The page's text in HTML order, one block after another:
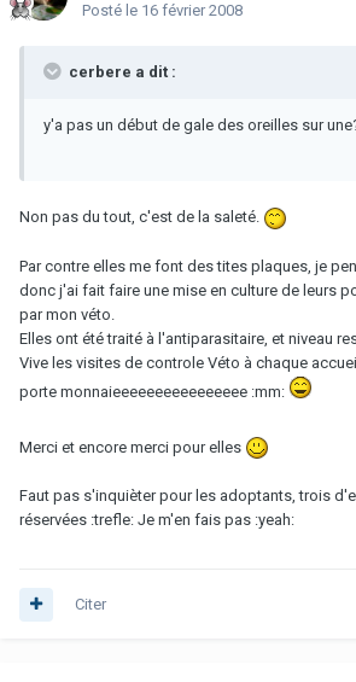
Posté le 16 février 2008
cerbere a dit :
y'a pas un début de gale des oreilles sur
Non pas du tout, c'est de la saleté.
Par contre elles me font des tites plaques, je
donc j'ai fait faire une mise en culture de leurs
par mon véto.
Elles ont été traité à l'antiparasitaire, et niveau
Vive les visites de controle Véto à chaque
porte monnaieeeeeeeeeeeeeeee :mm:
Merci et encore merci pour elles
Faut pas s'inquièter pour les adoptants, trois
réservées :trefle: Je m'en fais pas :yeah:
Citer